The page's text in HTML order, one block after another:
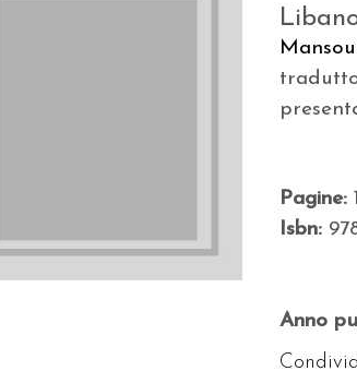
Pagine:
Isbn:
Anno